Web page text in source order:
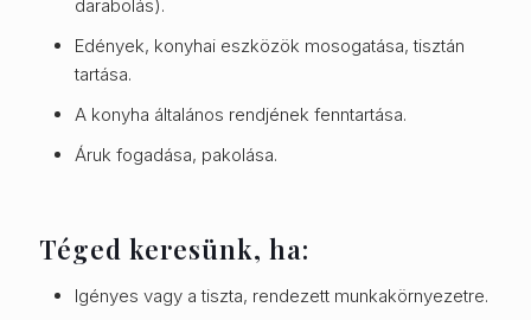
darabolás).
Edények, konyhai eszközök mosogatása, tisztán
tartása.
A konyha általános rendjének fenntartása.
Áruk fogadása, pakolása.
Téged keresünk, ha:
Igényes vagy a tiszta, rendezett munkakörnyezetre.